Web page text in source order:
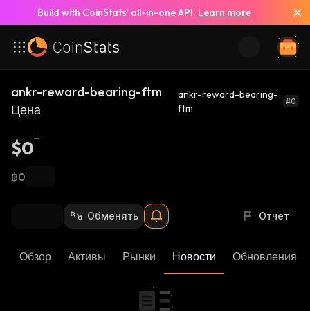
Build with CoinStats’ all-in-one API. Learn more
ankr-reward-bearing-ftm
Цена
ankr-reward-bearing-
ftm
#0
$0
฿0
Обменять Отчет
Обзор Активы Рынки Новости Обновления